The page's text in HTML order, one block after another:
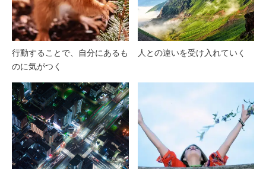
行動することで、自分にあるも
のに気がつく
人との違いを受け入れていく